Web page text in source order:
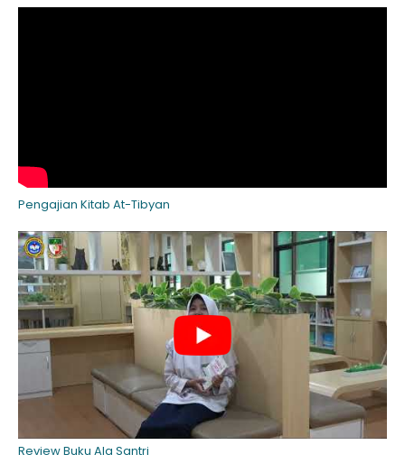
Pengajian Kitab At-Tibyan
Review Buku Ala Santri